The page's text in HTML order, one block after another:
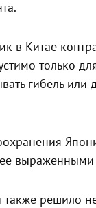
в Китае
только
гибель
решило